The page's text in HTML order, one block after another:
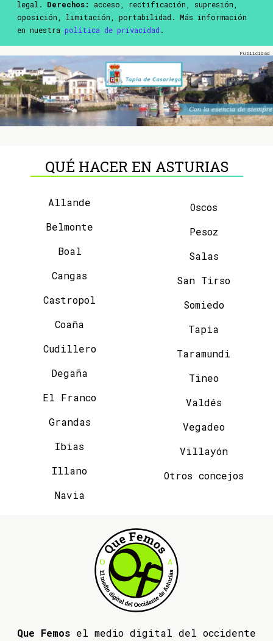
legal. Derechos:
acceso, rectificación, supresión,
oposición, limitación, portabilidad. Más información
en nuestra política de privacidad .
QUÉ HACER EN ASTURIAS
Allande
Belmonte
Boal
Cangas
Castropol
Coaña
Cudillero
Degaña
El Franco
Grandas
Ibias
Illano
Navia
Oscos
Pesoz
Salas
San Tirso
Somiedo
Tapia
Taramundi
Tineo
Valdés
Vegadeo
Villayón
Otros concejos
Que Femos el medio digital del occidente